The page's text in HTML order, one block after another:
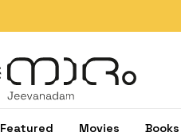
Featured Movies Books